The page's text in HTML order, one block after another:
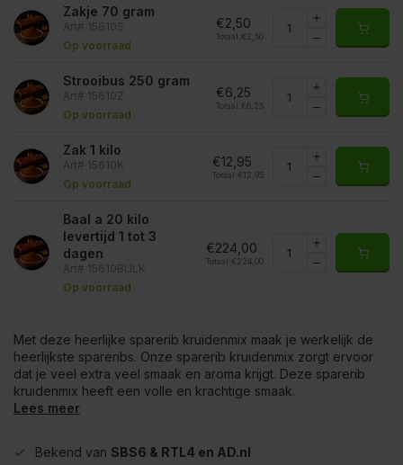
Zakje 70 gram
Art# 15610S
Op voorraad
€2,50
Totaal: €2,50
Strooibus 250 gram
Art# 15610Z
Op voorraad
€6,25
Totaal: €6,25
Zak 1 kilo
Art# 15610K
Op voorraad
€12,95
Totaal: €12,95
Baal a 20 kilo
levertijd 1 tot 3
dagen
Art# 15610BULK
Op voorraad
€224,00
Totaal: €224,00
Met deze heerlijke sparerib kruidenmix maak je werkelijk de
heerlijkste spareribs. Onze sparerib kruidenmix zorgt ervoor
dat je veel extra veel smaak en aroma krijgt. Deze sparerib
kruidenmix heeft een volle en krachtige smaak.
Lees meer
Bekend van SBS6 & RTL4 en AD.nl